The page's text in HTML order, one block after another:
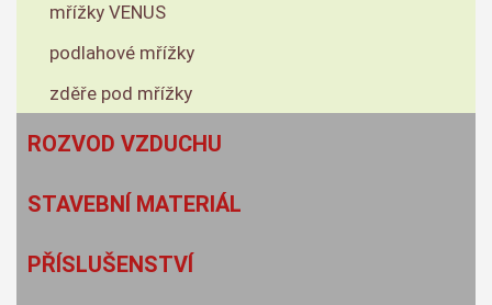
mřížky VENUS
podlahové mřížky
zděře pod mřížky
ROZVOD VZDUCHU
STAVEBNÍ MATERIÁL
PŘÍSLUŠENSTVÍ